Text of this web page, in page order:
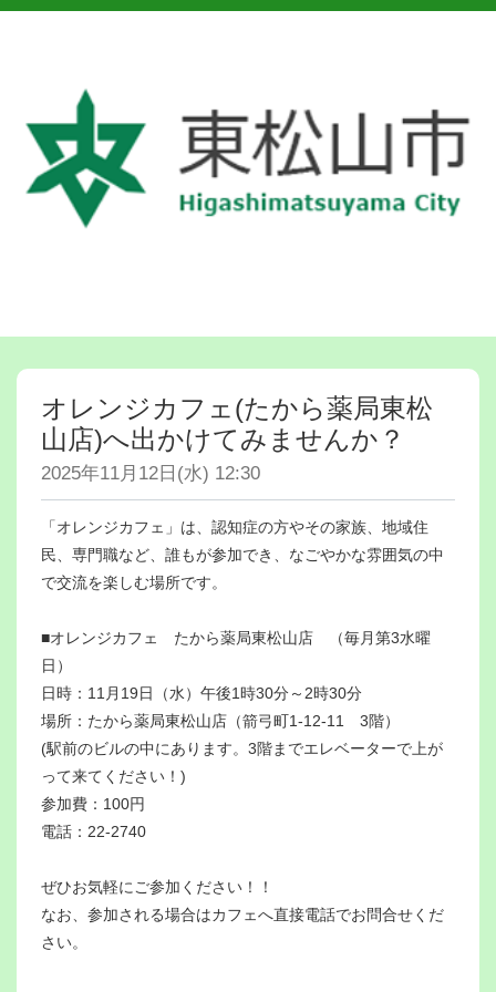
オレンジカフェ(たから薬局東松
山店)へ出かけてみませんか？
2025年11月12日(水) 12:30
「オレンジカフェ」は、認知症の方やその家族、地域住
民、専門職など、誰もが参加でき、なごやかな雰囲気の中
で交流を楽しむ場所です。
■オレンジカフェ たから薬局東松山店 （毎月第3水曜
日）
日時：11月19日（水）午後1時30分～2時30分
場所：たから薬局東松山店（箭弓町1‐12‐11 3階）
(駅前のビルの中にあります。3階までエレベーターで上が
って来てください！)
参加費：100円
電話：22‐2740
ぜひお気軽にご参加ください！！
なお、参加される場合はカフェへ直接電話でお問合せくだ
さい。